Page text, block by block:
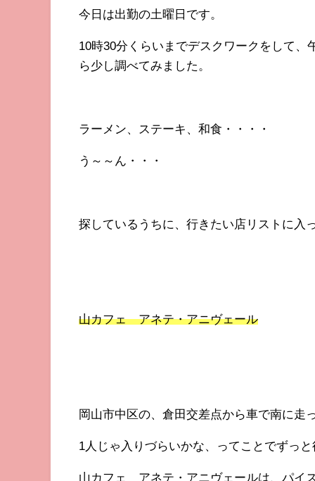
今日は出勤の土曜日です。
10時30分くらいまでデスクワークをして
ら少し調べてみました。
ラーメン、ステーキ、和食・・・・
う～～ん・・・
探しているうちに、行きたい店リストに入
山カフェ アネテ・アニヴェール
岡山市中区の、倉田交差点から車で南に走
1人じゃ入りづらいかな、ってことでずっ
山カフェ アネテ・アニヴェールは、パイ